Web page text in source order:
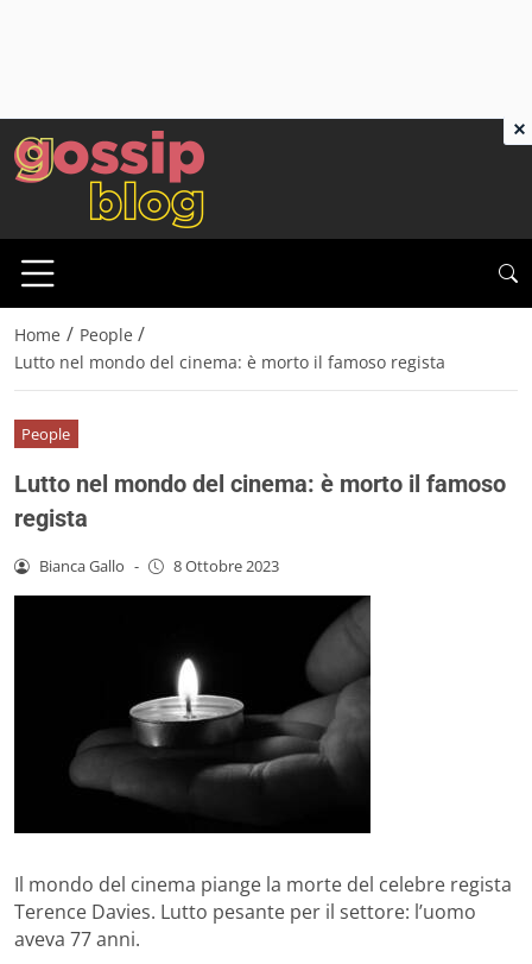
Home / People /
Lutto nel mondo del cinema: è morto il famoso regista
People
Lutto nel mondo del cinema: è morto il famoso
regista
Bianca Gallo - 8 Ottobre 2023
Il mondo del cinema piange la morte del celebre regista
Terence Davies. Lutto pesante per il settore: l’uomo
aveva 77 anni.
×